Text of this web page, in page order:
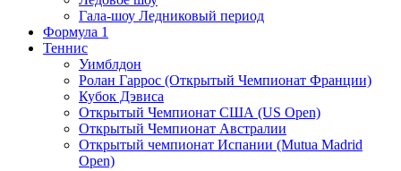
Гала-шоу Ледниковый период
Формула 1
Теннис
Уимблдон
Ролан Гаррос (Открытый Чемпионат Франции)
Кубок Дэвиса
Открытый Чемпионат США (US Open)
Открытый Чемпионат Австралии
Открытый чемпионат Испании (Mutua Madrid
Open)